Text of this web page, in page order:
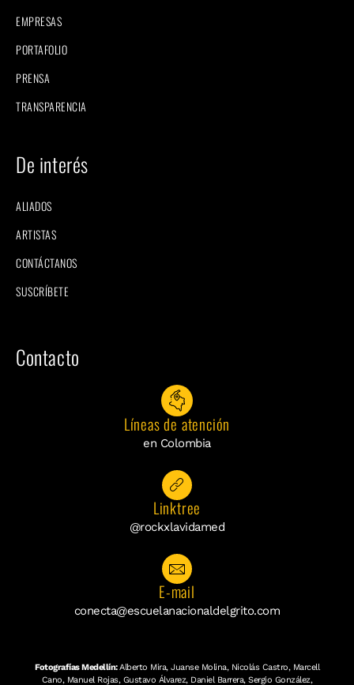
EMPRESAS
PORTAFOLIO
PRENSA
TRANSPARENCIA
De interés
ALIADOS
ARTISTAS
CONTÁCTANOS
SUSCRÍBETE
Contacto
Líneas de atención
en Colombia
Linktree
@rockxlavidamed
E-mail
conecta@escuelanacionaldelgrito.com
Fotografías Medellín:Alberto Mira, Juanse Molina, Nicolás Castro, Marcell
Cano, Manuel Rojas, Gustavo Álvarez, Daniel Barrera, Sergio González,